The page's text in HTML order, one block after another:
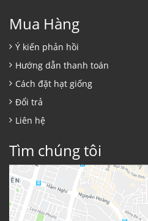
Mua Hàng
Ý kiến phản hồi
Hướng dẫn thanh toán
Cách đặt hạt giống
Đổi trả
Liên hệ
Tìm chúng tôi